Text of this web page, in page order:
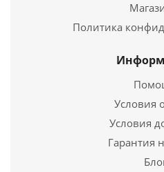
Политика
Условия
Условия
Гарантия